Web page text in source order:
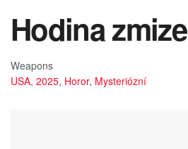
Hodina
Weapons
USA, 2025, Horor, Mysteriózní